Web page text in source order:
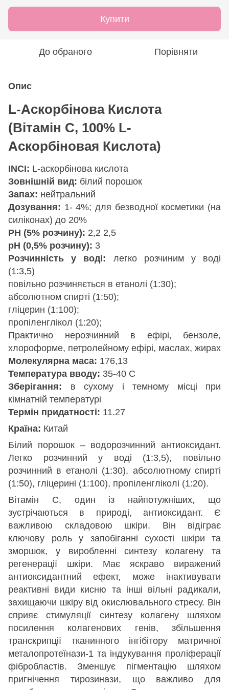
Купити
До обраного Порівняти
Опис
L-Аскорбінова Кислота
(Вітамін С, 100% L-
Аскорбіновая Кислота)
INCI: L-аскорбінова кислота
Зовнішній вид: білий порошок
Запах: нейтральний
Дозування: 1- 4%; для безводної косметики (на
силіконах) до 20%
РН (5% розчину): 2,2 2,5
pH (0,5% розчину): 3
Розчинність у воді: легко розчиним у воді
(1:3,5)
повільно розчиняється в етанолі (1:30);
абсолютном спирті (1:50);
гліцерин (1:100);
пропіленглікол (1:20);
Практично нерозчинний в ефірі, бензоле,
хлороформе, петролейному ефірі, маслах, жирах
Молекулярна маса: 176,13
Температура вводу: 35-40 С
Зберігання: в сухому і темному місці при
кімнатній температурі
Термін придатності: 11.27
Країна: Китай
Білий порошок – водорозчинний антиоксидант.
Легко розчинний у воді (1:3,5), повільно
розчинний в етанолі (1:30), абсолютному спирті
(1:50), гліцерині (1:100), пропіленгліколі (1:20).
Вітамін C, один із найпотужніших, що
зустрічаються в природі, антиоксидант. Є
важливою складовою шкіри. Він відіграє
ключову роль у запобіганні сухості шкіри та
зморшок, у виробленні синтезу колагену та
регенерації шкіри. Має яскраво виражений
антиоксидантний ефект, може інактивувати
реактивні види кисню та інші вільні радикали,
захищаючи шкіру від окислювального стресу. Він
сприяє стимуляції синтезу колагену шляхом
посилення колагенових генів, збільшення
транскрипції тканинного інгібітору матричної
металопротеїнази-1 та індукування проліферації
фібробластів. Зменшує пігментацію шляхом
пригнічення тирозинази, що важливо для